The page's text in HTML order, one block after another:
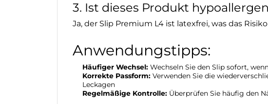
3. Ist dieses Produkt
Ja, der Slip Premium L4 ist latexfrei, was das
Anwendungstipps:
Häufiger Wechsel: Wechseln Sie den Slip sofort,
Korrekte Passform: Verwenden Sie die
Leckagen
Regelmäßige Kontrolle: Überprüfen Sie häufig den